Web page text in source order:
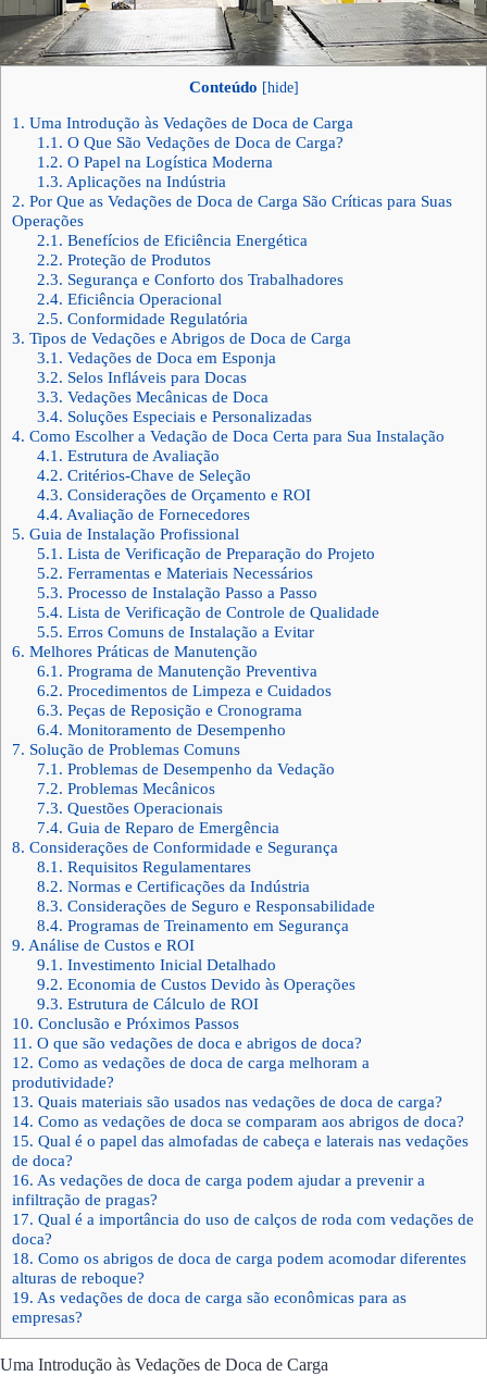
Conteúdo [hide]
1. Uma Introdução às Vedações de Doca de Carga
1.1. O Que São Vedações de Doca de Carga?
1.2. O Papel na Logística Moderna
1.3. Aplicações na Indústria
2. Por Que as Vedações de Doca de Carga São Críticas para Suas
Operações
2.1. Benefícios de Eficiência Energética
2.2. Proteção de Produtos
2.3. Segurança e Conforto dos Trabalhadores
2.4. Eficiência Operacional
2.5. Conformidade Regulatória
3. Tipos de Vedações e Abrigos de Doca de Carga
3.1. Vedações de Doca em Esponja
3.2. Selos Infláveis para Docas
3.3. Vedações Mecânicas de Doca
3.4. Soluções Especiais e Personalizadas
4. Como Escolher a Vedação de Doca Certa para Sua Instalação
4.1. Estrutura de Avaliação
4.2. Critérios-Chave de Seleção
4.3. Considerações de Orçamento e ROI
4.4. Avaliação de Fornecedores
5. Guia de Instalação Profissional
5.1. Lista de Verificação de Preparação do Projeto
5.2. Ferramentas e Materiais Necessários
5.3. Processo de Instalação Passo a Passo
5.4. Lista de Verificação de Controle de Qualidade
5.5. Erros Comuns de Instalação a Evitar
6. Melhores Práticas de Manutenção
6.1. Programa de Manutenção Preventiva
6.2. Procedimentos de Limpeza e Cuidados
6.3. Peças de Reposição e Cronograma
6.4. Monitoramento de Desempenho
7. Solução de Problemas Comuns
7.1. Problemas de Desempenho da Vedação
7.2. Problemas Mecânicos
7.3. Questões Operacionais
7.4. Guia de Reparo de Emergência
8. Considerações de Conformidade e Segurança
8.1. Requisitos Regulamentares
8.2. Normas e Certificações da Indústria
8.3. Considerações de Seguro e Responsabilidade
8.4. Programas de Treinamento em Segurança
9. Análise de Custos e ROI
9.1. Investimento Inicial Detalhado
9.2. Economia de Custos Devido às Operações
9.3. Estrutura de Cálculo de ROI
10. Conclusão e Próximos Passos
11. O que são vedações de doca e abrigos de doca?
12. Como as vedações de doca de carga melhoram a
produtividade?
13. Quais materiais são usados nas vedações de doca de carga?
14. Como as vedações de doca se comparam aos abrigos de doca?
15. Qual é o papel das almofadas de cabeça e laterais nas vedações
de doca?
16. As vedações de doca de carga podem ajudar a prevenir a
infiltração de pragas?
17. Qual é a importância do uso de calços de roda com vedações de
doca?
18. Como os abrigos de doca de carga podem acomodar diferentes
alturas de reboque?
19. As vedações de doca de carga são econômicas para as
empresas?
Uma Introdução às Vedações de Doca de Carga